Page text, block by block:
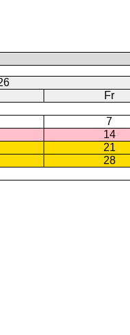
Fr
7
14
21
28